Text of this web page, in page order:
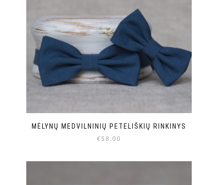
MĖLYNŲ MEDVILNINIŲ PETELIŠKIŲ RINKINYS
€58.00